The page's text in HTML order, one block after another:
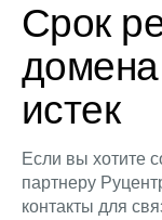
Срок
истек
Если вы хотите
партнеру
контакты для